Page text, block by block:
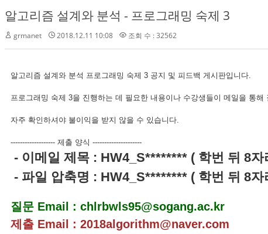
알고리즘 설계와 분석 - 프로그래밍 숙제 3
grmanet 2018.12.11 10:08 조회 수 : 32562
알고리즘 설계와 분석 프로그래밍 숙제 3 공지 및 피드백 게시판입니다.
프로그래밍 숙제 3을 진행하는 데 필요한 내용이나 수강생들이 메일을 통
자주 확인하셔야 불이익을 받지 않을 수 있습니다.
------------------- 제출 양식 ---------------------
- 이메일 제목 : HW4_S******** ( 학번 뒤 8자
- 파일 압축명 : HW4_S******** ( 학번 뒤 8자
질문 Email : chlrbwls95@sogang.ac.kr
제출 Email : 2018algorithm@naver.com